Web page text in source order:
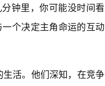
钟里，你可能没时间看
个决定主角命运的互动
活。他们深知，在竞争